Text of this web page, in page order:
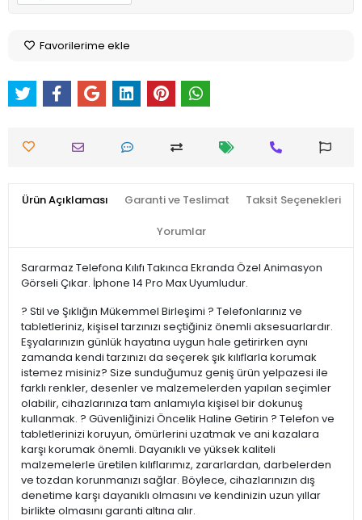
Favorilerime ekle
Ürün Açıklaması Garanti ve Teslimat Taksit Seçenekleri
Yorumlar
Sararmaz Telefona Kılıfı Takınca Ekranda Özel Animasyon
Görseli Çıkar. İphone 14 Pro Max Uyumludur.
? Stil ve Şıklığın Mükemmel Birleşimi ? Telefonlarınız ve
tabletleriniz, kişisel tarzınızı seçtiğiniz önemli aksesuarlardır.
Eşyalarınızın günlük hayatına uygun hale getirirken aynı
zamanda kendi tarzınızı da seçerek şık kılıflarla korumak
istemez misiniz? Size sunduğumuz geniş ürün yelpazesi ile
farklı renkler, desenler ve malzemelerden yapılan seçimler
olabilir, cihazlarınıza tam anlamıyla kişisel bir dokunuş
kullanmak. ?️ Güvenliğinizi Öncelik Haline Getirin ?️ Telefon ve
tabletlerinizi koruyun, ömürlerini uzatmak ve ani kazalara
karşı korumak önemli. Dayanıklı ve yüksek kaliteli
malzemelerle üretilen kılıflarımız, zararlardan, darbelerden
ve tozdan korunmanızı sağlar. Böylece, cihazlarınızın dış
denetime karşı dayanıklı olmasını ve kendinizin uzun yıllar
birlikte olmasını garanti altına alır.